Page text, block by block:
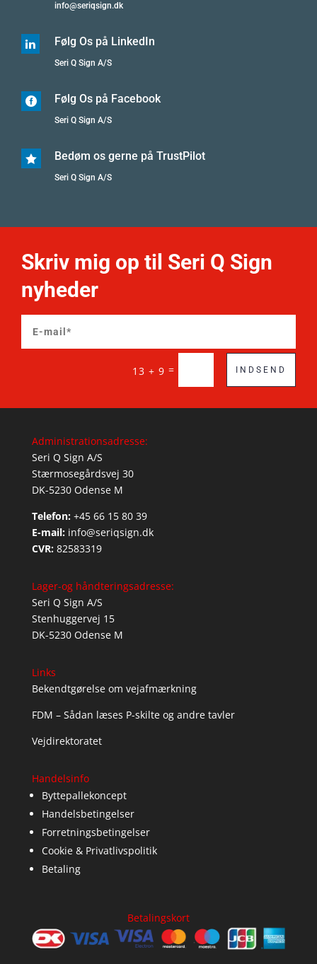
info@seriqsign.dk
 Følg Os på LinkedIn
Seri Q Sign A/S
 Følg Os på Facebook
Seri Q Sign A/S
 Bedøm os gerne på TrustPilot
Seri Q Sign A/S
Skriv mig op til Seri Q Sign
nyheder
13 + 9 = INDSEND
Administrationsadresse:
Seri Q Sign A/S
Stærmosegårdsvej 30
DK-5230 Odense M
Telefon: +45 66 15 80 39
E-mail: info@seriqsign.dk
CVR: 82583319
Lager-og håndteringsadresse:
Seri Q Sign A/S
Stenhuggervej 15
DK-5230 Odense M
Links
Bekendtgørelse om vejafmærkning
FDM – Sådan læses P-skilte og andre tavler
Vejdirektoratet
Handelsinfo
Byttepallekoncept
Handelsbetingelser
Forretningsbetingelser
Cookie & Privatlivspolitik
Betaling
Betalingskort